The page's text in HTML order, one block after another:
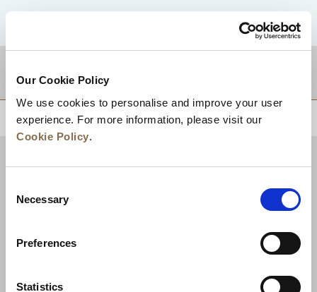
Our Cookie Policy
We use cookies to personalise and improve your user
experience. For more information, please visit our
Cookie Policy.
Selection
Necessary
Preferences
Statistics
적지
상단으로 돌아가기